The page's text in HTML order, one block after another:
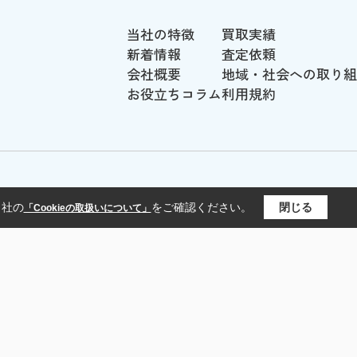
当社の特徴
新着情報
会社概要
お役立ちコラム
買取実績
査定依頼
地域・社会への取り
利用規約
の「Cookieの取扱いについて」 をご確認ください。 閉じる